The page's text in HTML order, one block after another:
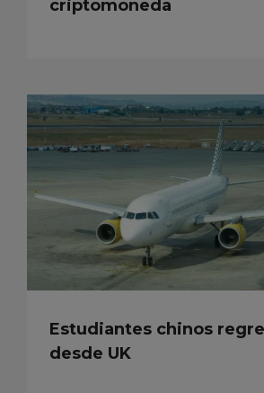
criptomoneda
Estudiantes chinos
desde UK